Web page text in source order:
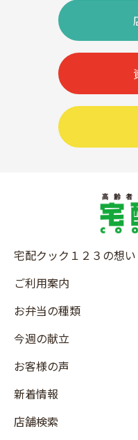
宅配クック１２３の想い
ご利用案内
お弁当の種類
今週の献立
お客様の声
新着情報
店舗検索